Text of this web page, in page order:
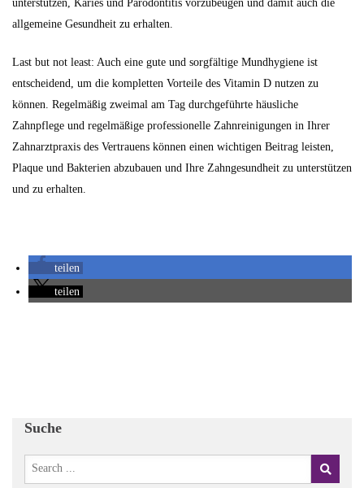
unterstützen, Karies und Parodontitis vorzubeugen und damit auch die
allgemeine Gesundheit zu erhalten.
Last but not least: Auch eine gute und sorgfältige Mundhygiene ist
entscheidend, um die kompletten Vorteile des Vitamin D nutzen zu
können. Regelmäßig zweimal am Tag durchgeführte häusliche
Zahnpflege und regelmäßige professionelle Zahnreinigungen in Ihrer
Zahnarztpraxis des Vertrauens können einen wichtigen Beitrag leisten,
Plaque und Bakterien abzubauen und Ihre Zahngesundheit zu unterstützen
und zu erhalten.
teilen
teilen
Suche